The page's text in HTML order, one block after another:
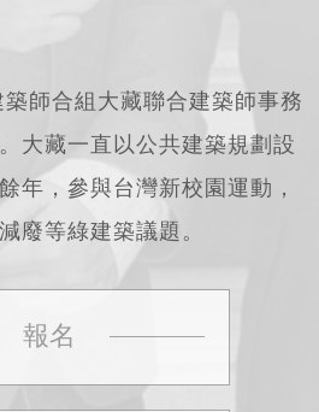
師合組大藏聯合建築師事務
大藏一直以公共建築規劃設
年，參與台灣新校園運動，
廢等綠建築議題。
報名